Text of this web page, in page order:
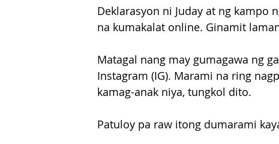
Deklarasyon ni Juday at ng kampo
na kumakalat online. Ginamit
Matagal nang may gumagawa ng
Instagram (IG). Marami na ring
kamag-anak niya, tungkol dito.
Patuloy pa raw itong dumarami